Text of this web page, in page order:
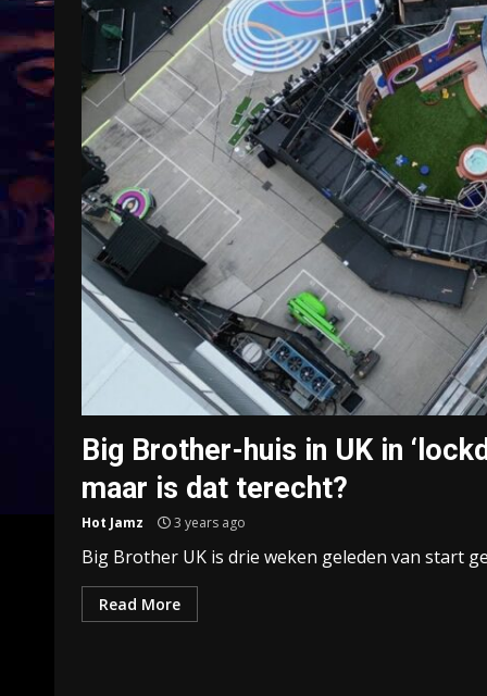
Big Brother-huis in UK in
maar is dat terecht?
Hot Jamz 3 years ago
Big Brother UK is drie weken geleden van start
Read More
9 months ago